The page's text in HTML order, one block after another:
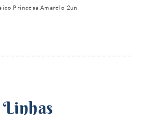
Princesa Amarelo 2un
Linhas